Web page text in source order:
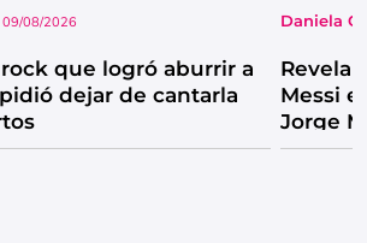
09/08/2026
que logró aburrir a
dejar de cantarla
Daniela
Messi
Jorge